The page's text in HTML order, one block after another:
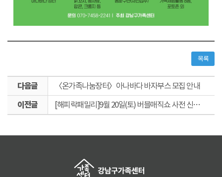
목록
〈온가족나눔장터〉아나바다 바자부스 모집 안내
[해피락패밀리]9월 20일(토) 버블매직쇼 사전 신청하고 놀러오세요~!